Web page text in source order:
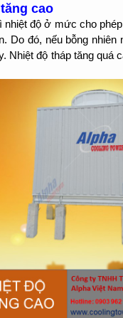
tăng cao
độ ở mức cho
đó, nếu bỗng nhiên
độ tháp tăng quá